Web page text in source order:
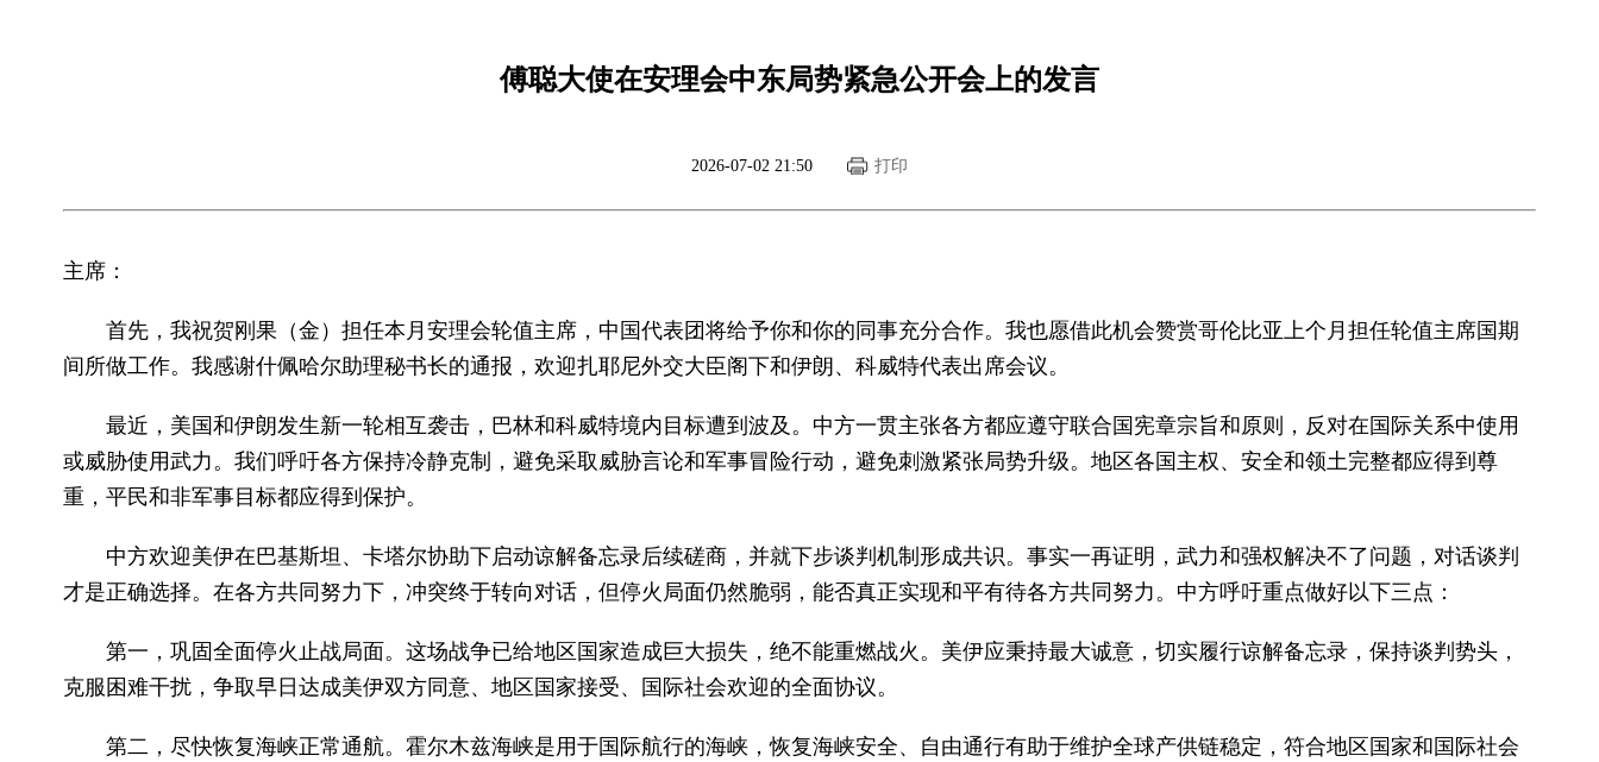
傅聪大使在安理会中东局势紧急公开会上的发言
2026-07-02 21:50 打印
主席：
首先，我祝贺刚果（金）担任本月安理会轮值主席，中国代表团将给予你和你的同事充分合作。我也愿借此机会赞赏哥伦比亚上个月担任轮值主席国期
间所做工作。我感谢什佩哈尔助理秘书长的通报，欢迎扎耶尼外交大臣阁下和伊朗、科威特代表出席会议。
最近，美国和伊朗发生新一轮相互袭击，巴林和科威特境内目标遭到波及。中方一贯主张各方都应遵守联合国宪章宗旨和原则，反对在国际关系中使用
或威胁使用武力。我们呼吁各方保持冷静克制，避免采取威胁言论和军事冒险行动，避免刺激紧张局势升级。地区各国主权、安全和领土完整都应得到尊
重，平民和非军事目标都应得到保护。
中方欢迎美伊在巴基斯坦、卡塔尔协助下启动谅解备忘录后续磋商，并就下步谈判机制形成共识。事实一再证明，武力和强权解决不了问题，对话谈判
才是正确选择。在各方共同努力下，冲突终于转向对话，但停火局面仍然脆弱，能否真正实现和平有待各方共同努力。中方呼吁重点做好以下三点：
第一，巩固全面停火止战局面。这场战争已给地区国家造成巨大损失，绝不能重燃战火。美伊应秉持最大诚意，切实履行谅解备忘录，保持谈判势头，
克服困难干扰，争取早日达成美伊双方同意、地区国家接受、国际社会欢迎的全面协议。
第二，尽快恢复海峡正常通航。霍尔木兹海峡是用于国际航行的海峡，恢复海峡安全、自由通行有助于维护全球产供链稳定，符合地区国家和国际社会